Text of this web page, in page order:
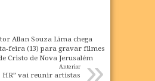
Allan Souza Lima chega
feira (13) para gravar filmes
Cristo de Nova Jerusalém»
Anterior
HR” vai reunir artistas